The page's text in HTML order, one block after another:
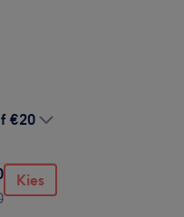
€20
Kies